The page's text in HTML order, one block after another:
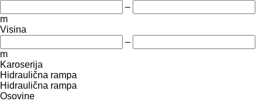
–
m
Visina
–
m
Karoserija
Hidraulična rampa
Hidraulična rampa
Osovine